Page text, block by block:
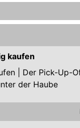
kaufen
| Der Pick-Up-
der Haube